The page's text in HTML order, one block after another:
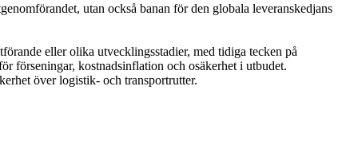
utan också banan för den globala leveranskedjans
eller olika utvecklingsstadier, med tidiga tecken på
förseningar, kostnadsinflation och osäkerhet i utbudet.
över logistik- och transportrutter.